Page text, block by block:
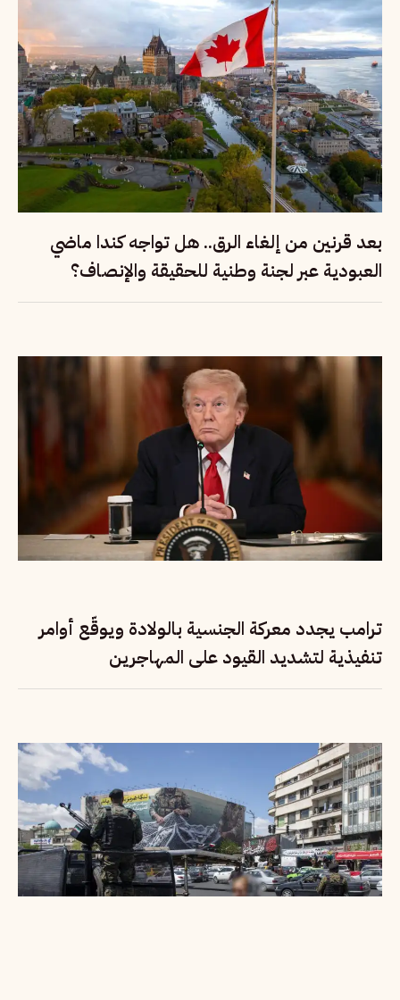
بعد قرنين من إلغاء الرق.. هل تواجه كندا ماضي
العبودية عبر لجنة وطنية للحقيقة والإنصاف؟
ترامب يجدد معركة الجنسية بالولادة ويوقّع أوامر
تنفيذية لتشديد القيود على المهاجرين